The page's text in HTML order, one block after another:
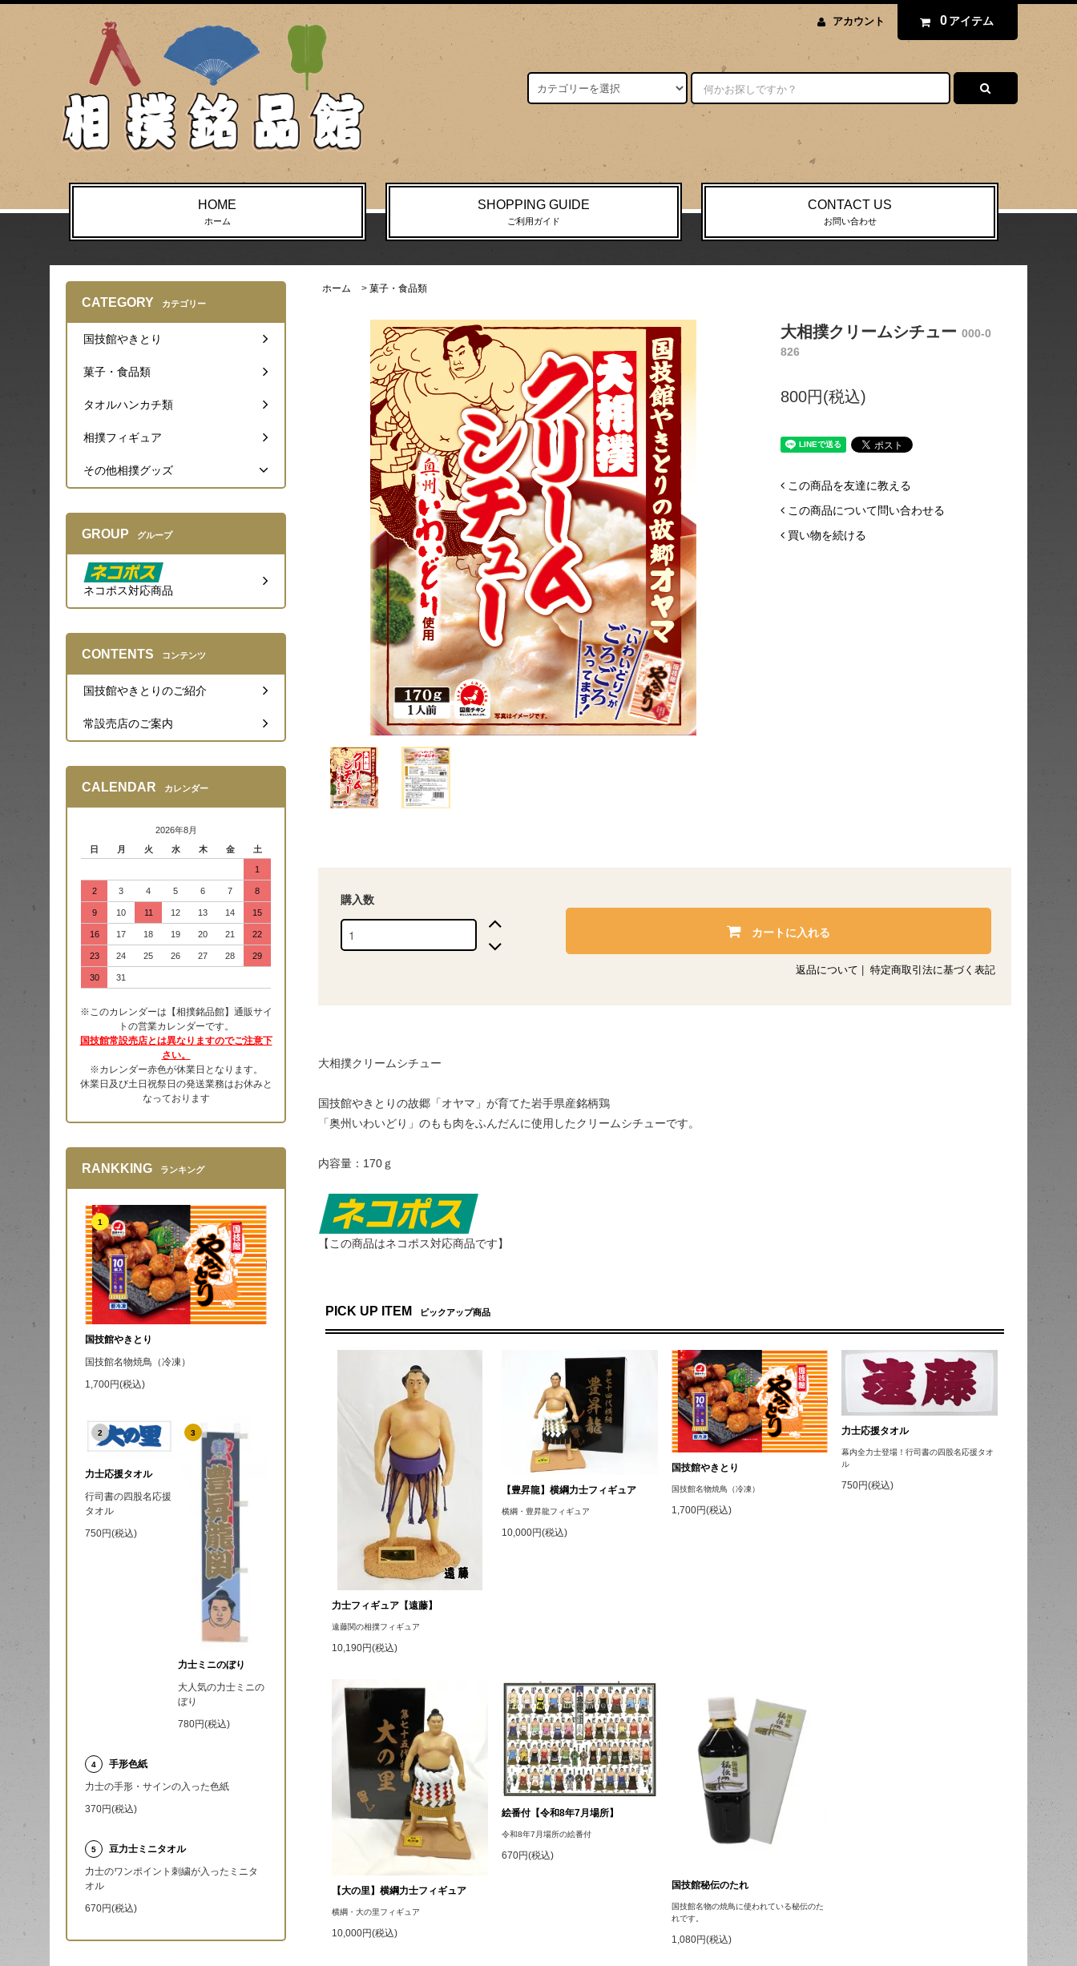
アカウント 0 アイテム
HOME
ホーム
SHOPPING GUIDE
ご利用ガイド
CONTACT US
お問い合わせ
ホーム > 菓子・食品類
大相撲クリームシチュー 000-0
826
800円(税込)
この商品を友達に教える
この商品について問い合わせる
買い物を続ける
購入数
カートに入れる
返品について 特定商取引法に基づく表記
大相撲クリームシチュー
国技館やきとりの故郷「オヤマ」が育てた岩手県産銘柄鶏
「奥州いわいどり」のもも肉をふんだんに使用したクリームシチューです。
内容量：170ｇ
【この商品はネコポス対応商品です】
PICK UP ITEM ピックアップ商品
力士フィギュア【遠藤】
遠藤関の相撲フィギュア
10,190円(税込)
【豊昇龍】横綱力士フィギュア
横綱・豊昇龍フィギュア
10,000円(税込)
国技館やきとり
国技館名物焼鳥（冷凍）
1,700円(税込)
力士応援タオル
幕内全力士登場！行司書の四股名応援タオ
ル
750円(税込)
【大の里】横綱力士フィギュア
横綱・大の里フィギュア
10,000円(税込)
絵番付【令和8年7月場所】
令和8年7月場所の絵番付
670円(税込)
国技館秘伝のたれ
国技館名物の焼鳥に使われている秘伝のた
れです。
1,080円(税込)
CATEGORY カテゴリー
国技館やきとり
菓子・食品類
タオルハンカチ類
相撲フィギュア
その他相撲グッズ
GROUP グループ
ネコポス対応商品
CONTENTS コンテンツ
国技館やきとりのご紹介
常設売店のご案内
CALENDAR カレンダー
2026年8月
日
月 火 水 木 金 土
1
2 3 4 5 6 7 8
9 10 11 12 13 14 15
16 17 18 19 20 21 22
23 24 25 26 27 28 29
30 31
※このカレンダーは【相撲銘品館】通販サイ
トの営業カレンダーです。
国技館常設売店とは異なりますのでご注意下
さい。
※カレンダー赤色が休業日となります。
休業日及び土日祝祭日の発送業務はお休みと
なっております
RANKKING ランキング
1
国技館やきとり
国技館名物焼鳥（冷凍）
1,700円(税込)
2
力士応援タオル
行司書の四股名応援
タオル
750円(税込)
3
力士ミニのぼり
大人気の力士ミニの
ぼり
780円(税込)
4
手形色紙
力士の手形・サインの入った色紙
370円(税込)
5
豆力士ミニタオル
力士のワンポイント刺繍が入ったミニタ
オル
670円(税込)